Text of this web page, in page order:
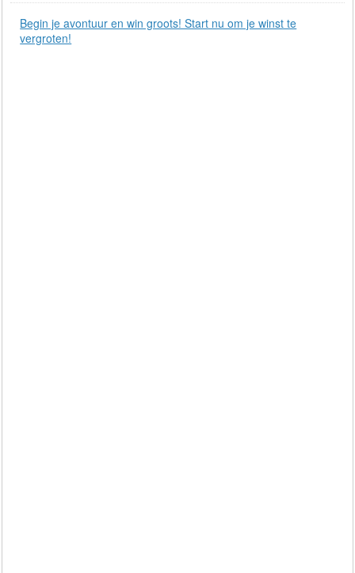
Begin je avontuur en win groots! Start nu om je winst te
vergroten!